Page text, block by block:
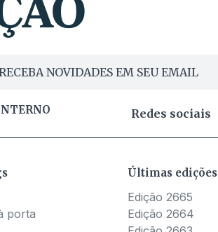
NOVIDADES EM SEU EMAIL
Redes sociais
porta
Últimas edições
Edição 2665
Edição 2664